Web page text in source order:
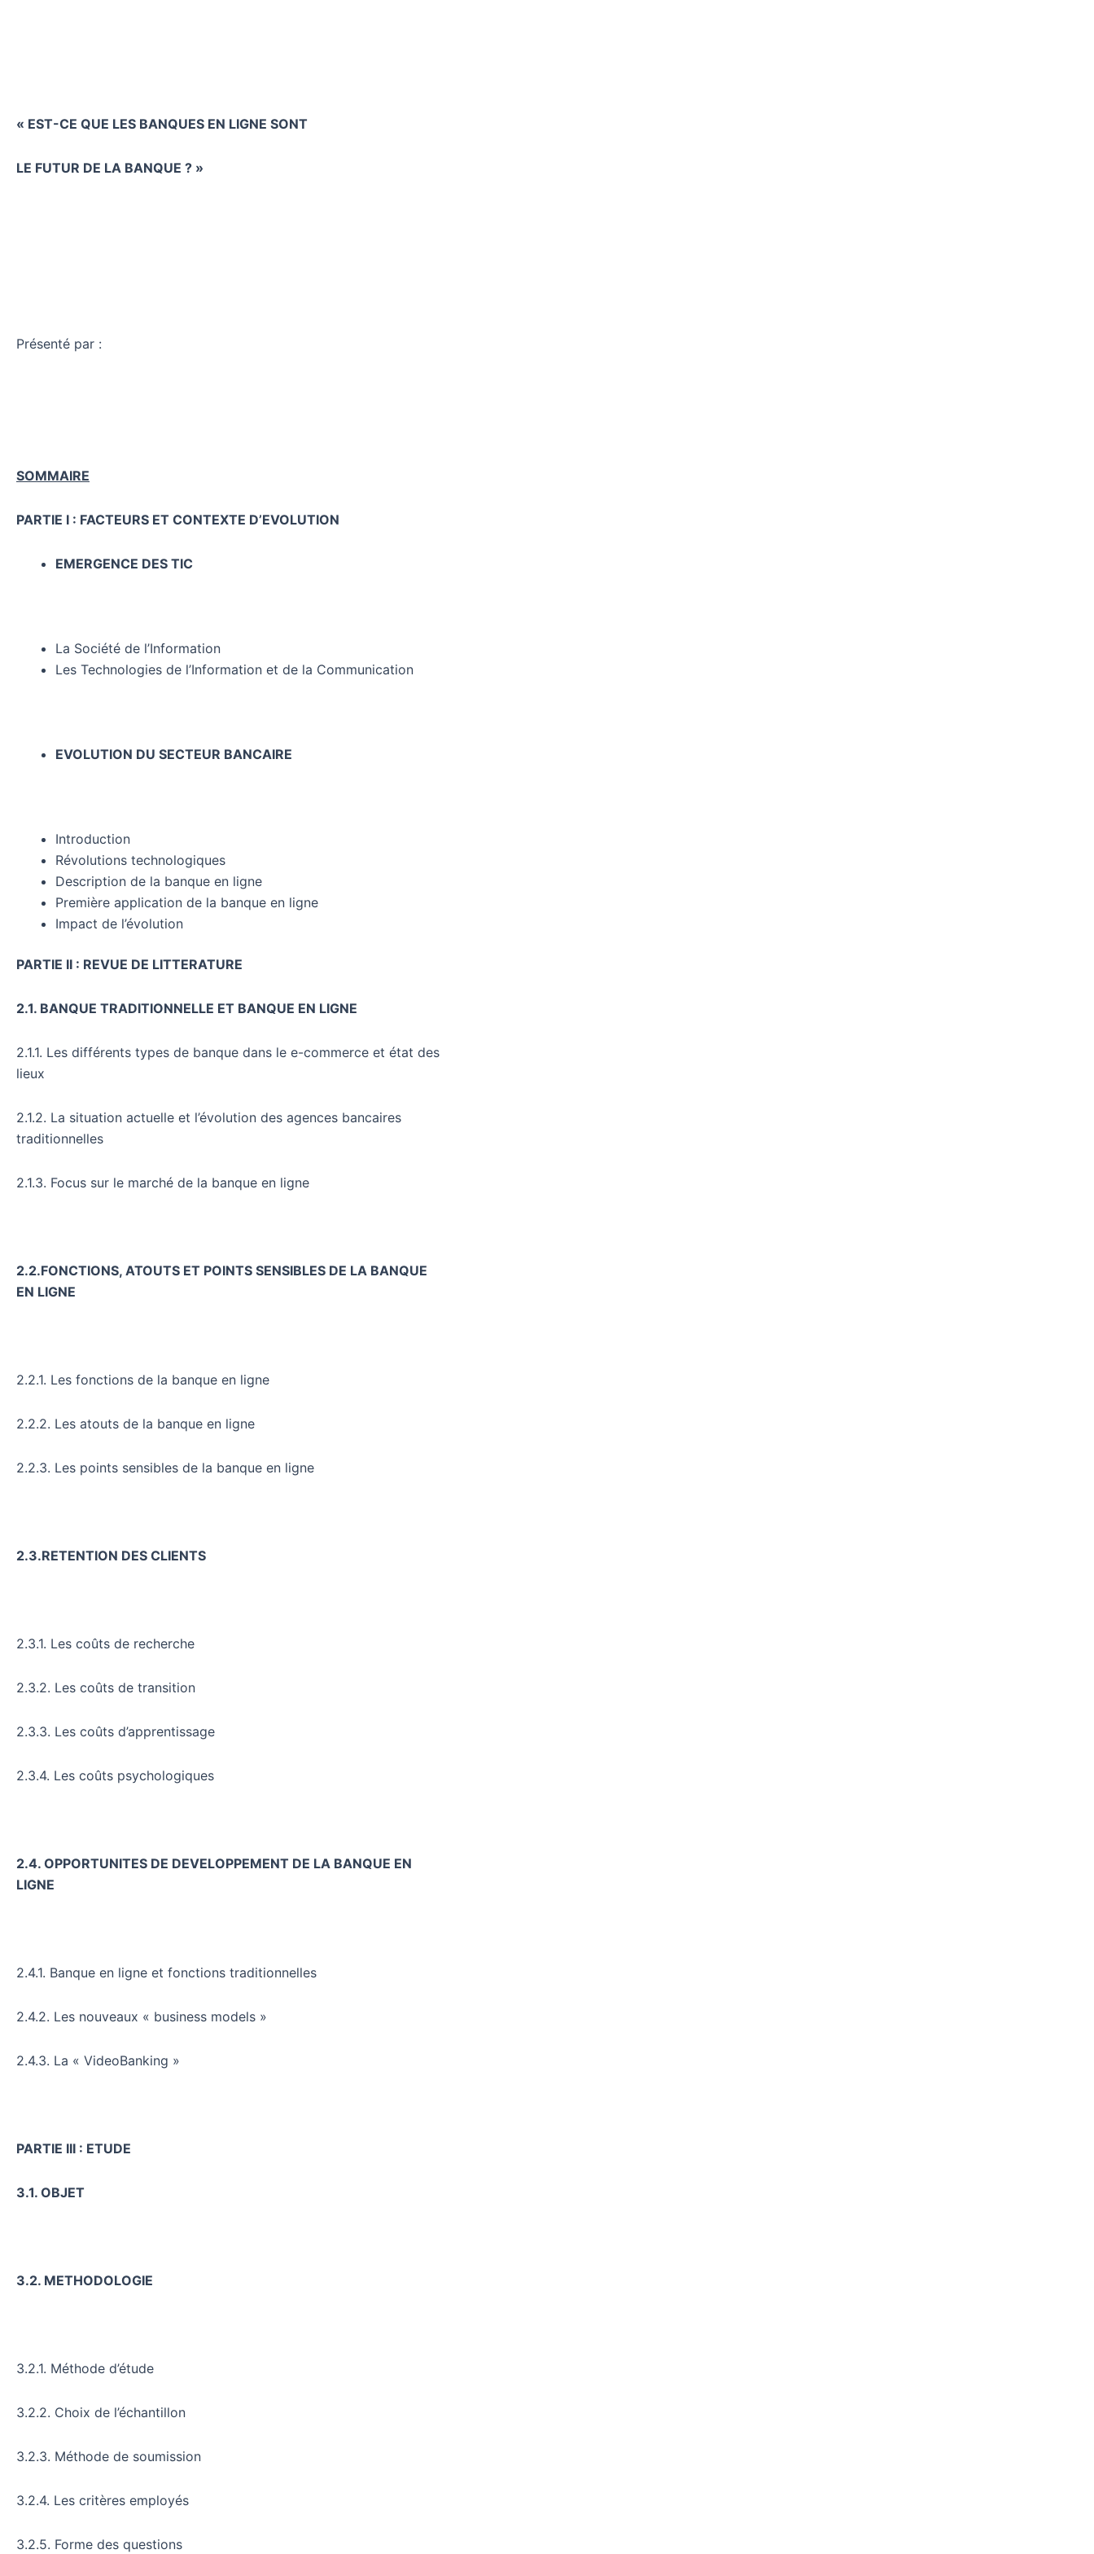
« EST-CE QUE LES BANQUES EN LIGNE SONT
LE FUTUR DE LA BANQUE ? »
Présenté par :
SOMMAIRE
PARTIE I : FACTEURS ET CONTEXTE D’EVOLUTION
EMERGENCE DES TIC
La Société de l’Information
Les Technologies de l’Information et de la Communication
EVOLUTION DU SECTEUR BANCAIRE
Introduction
Révolutions technologiques
Description de la banque en ligne
Première application de la banque en ligne
Impact de l’évolution
PARTIE II : REVUE DE LITTERATURE
2.1. BANQUE TRADITIONNELLE ET BANQUE EN LIGNE
2.1.1. Les différents types de banque dans le e-commerce et état des
lieux
2.1.2. La situation actuelle et l’évolution des agences bancaires
traditionnelles
2.1.3. Focus sur le marché de la banque en ligne
2.2.FONCTIONS, ATOUTS ET POINTS SENSIBLES DE LA BANQUE
EN LIGNE
2.2.1. Les fonctions de la banque en ligne
2.2.2. Les atouts de la banque en ligne
2.2.3. Les points sensibles de la banque en ligne
2.3.RETENTION DES CLIENTS
2.3.1. Les coûts de recherche
2.3.2. Les coûts de transition
2.3.3. Les coûts d’apprentissage
2.3.4. Les coûts psychologiques
2.4. OPPORTUNITES DE DEVELOPPEMENT DE LA BANQUE EN
LIGNE
2.4.1. Banque en ligne et fonctions traditionnelles
2.4.2. Les nouveaux « business models »
2.4.3. La « VideoBanking »
PARTIE III : ETUDE
3.1. OBJET
3.2. METHODOLOGIE
3.2.1. Méthode d’étude
3.2.2. Choix de l’échantillon
3.2.3. Méthode de soumission
3.2.4. Les critères employés
3.2.5. Forme des questions